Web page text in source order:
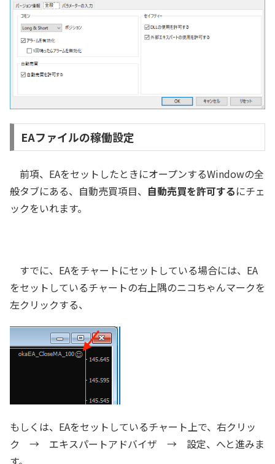
EAファイルの稼働設定
前項、EAをセットしたときにオープンするWindowの全
般タブにある、自動売買項目、 自動売買を許可するにチェ
ックをいれます。
すでに、EAをチャートにセットしている場合には、EA
をセットしているチャートの右上隅のニコちゃんマークを
左クリックする、
もしくは、EAをセットしているチャート上で、右クリッ
ク → エキスパートアドバイザ → 設定、へと進みま